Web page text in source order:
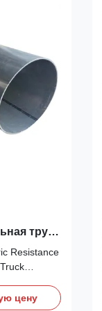
труба
Resistance
is a cost-
цену